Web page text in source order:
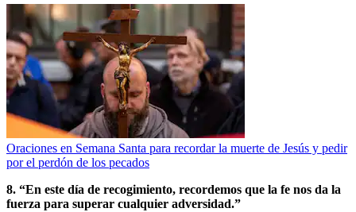
Oraciones en Semana Santa para recordar la muerte de Jesús y pedir
por el perdón de los pecados
8. “En este día de recogimiento, recordemos que la fe nos da la
fuerza para superar cualquier adversidad.”